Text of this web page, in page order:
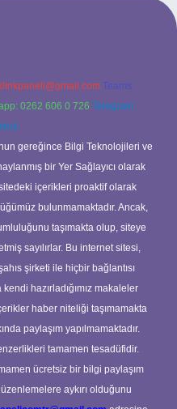
Teams:
0262 606 0 726 Telegram:
gereğince Bilgi Teknolojileri ve
bir Yer Sağlayıcı olarak
içerikleri proaktif olarak
bulunmamaktadır. Ancak,
taşımakta olup, siteye
sayılırlar. Bu internet sitesi,
şirketi ile hiçbir bağlantısı
hazırladığımız makaleler
haber niteliği taşımamakta
paylaşım yapılmamaktadır.
tamamen tesadüfidir.
ücretsiz bir bilgi paylaşım
aykırı olduğunu